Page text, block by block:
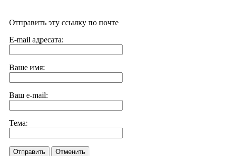
Отправить эту ссылку по почте
E-mail адресата:
Ваше имя:
Ваш e-mail:
Тема:
Отправить Отменить